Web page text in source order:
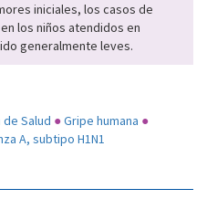
iniciales, los casos de
los niños atendidos en
generalmente leves.
Salud ●Gripe humana ●
A, subtipo H1N1